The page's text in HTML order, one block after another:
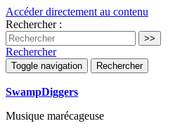
Accéder directement au contenu
Rechercher :
Rechercher
Toggle navigation Rechercher
SwampDiggers
Musique marécageuse